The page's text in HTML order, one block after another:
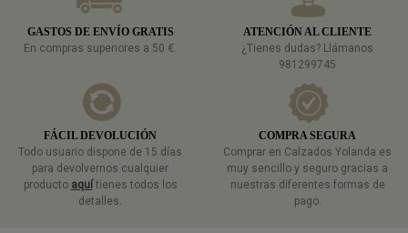
GASTOS DE ENVÍO GRATIS
En compras superiores a 50 €.
ATENCIÓN AL CLIENTE
¿Tienes dudas? Llámanos
981299745
FÁCIL DEVOLUCIÓN
Todo usuario dispone de 15 días
para devolvernos cualquier
producto aquí tienes todos los
detalles.
COMPRA SEGURA
Comprar en Calzados Yolanda es
muy sencillo y seguro gracias a
nuestras diferentes formas de
pago.